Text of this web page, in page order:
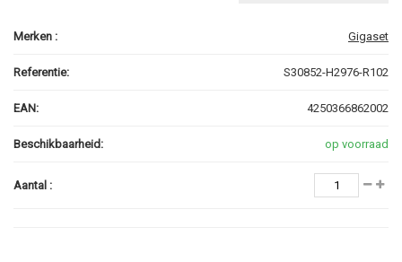
Merken : Gigaset
Referentie: S30852-H2976-R102
EAN: 4250366862002
Beschikbaarheid: op voorraad
Aantal :